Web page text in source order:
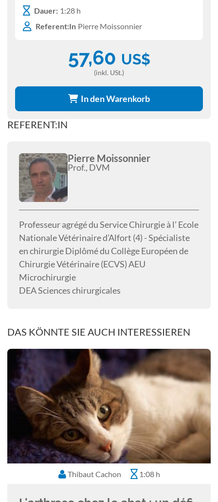
REFERENT:IN
Pierre Moissonnier
Prof., DVM
Professeur agrégé du Service Chirurgie à l’ Ecole
Nationale Vétérinaire d’Alfort (4) - Spécialiste
en chirurgie Diplômé du Collège Européen de
Chirurgie Vétérinaire (ECVS) AEU
Microchirurgie
DEA Sciences chirurgicales
Dauer: 1:28 h
Referent:In Pierre Moissonnier
57,60 US$
(inkl. USt.)
In den Warenkorb
DAS KÖNNTE SIE AUCH INTERESSIEREN
Thibaut Cachon 1:08 h